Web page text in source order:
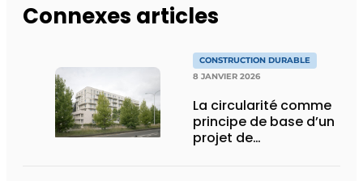
Connexes articles
CONSTRUCTION DURABLE
8 JANVIER 2026
La circularité comme
principe de base d’un
projet de